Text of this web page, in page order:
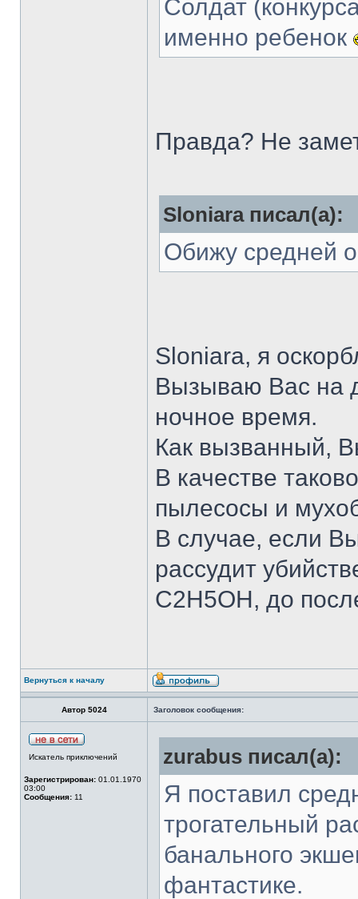
Солдат
именно ребенок
Правда? Не
Sloniara писал(а):
Обижу средней
Sloniara, я
Вызываю Вас на
ночное время.
Как вызванный,
В качестве
пылесосы и
В случае, если
рассудит
С2Н5ОН, до
Вернуться к началу
Автор 5024 Заголовок сообщения:
Искатель приключений
Зарегистрирован: 01.01.1970
03:00
Сообщения: 11
zurabus писал(а):
Я поставил
трогательный
банального
фантастике.